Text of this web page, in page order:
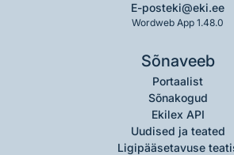
E-posteki@eki.ee
Wordweb App 1.48.0
Sõnaveeb
Portaalist
Sõnakogud
Ekilex API
Uudised ja teated
Ligipääsetavuse